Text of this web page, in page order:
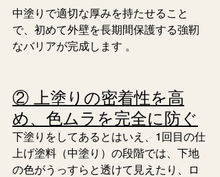
中塗りで適切な厚みを持たせること
で、初めて外壁を長期間保護する強靭
なバリアが完成します 。
② 上塗りの密着性を高
め、色ムラを完全に防ぐ
下塗りをしてあるとはいえ、1回目の仕
上げ塗料（中塗り）の段階では、下地
の色がうっすらと透けて見えたり、ロ